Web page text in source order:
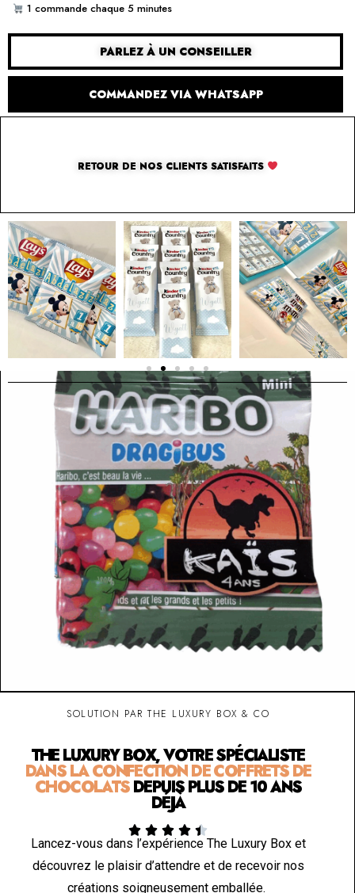
1 commande chaque 5 minutes
PARLEZ À UN CONSEILLER
COMMANDEZ VIA WHATSAPP
RETOUR DE NOS CLIENTS SATISFAITS
SOLUTION PAR THE LUXURY BOX & CO
THE LUXURY BOX, VOTRE SPÉCIALISTE
DANS LA CONFECTION DE COFFRETS DE
CHOCOLATSDEPUIS PLUS DE 10 ANS
DÉJÀ
    
Lancez-vous dans l’expérience The Luxury Box et
découvrez le plaisir d’attendre et de recevoir nos
créations soigneusement emballée.